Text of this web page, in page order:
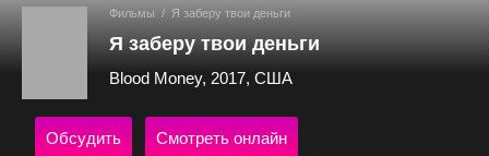
Фильмы / Я заберу твои деньги
Я заберу твои деньги
Blood Money, 2017, США
Обсудить Смотреть онлайн